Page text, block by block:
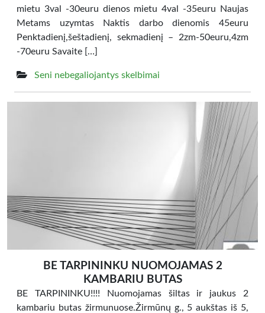
mietu 3val -30euru dienos mietu 4val -35euru Naujas
Metams uzymtas Naktis darbo dienomis 45euru
Penktadienį,šeštadienį, sekmadienį – 2zm-50euru,4zm
-70euru Savaite […]
Seni nebegaliojantys skelbimai
BE TARPININKU NUOMOJAMAS 2
KAMBARIU BUTAS
BE TARPININKU!!!! Nuomojamas šiltas ir jaukus 2
kambariu butas žirmunuose.Žirmūnų g., 5 aukštas iš 5,